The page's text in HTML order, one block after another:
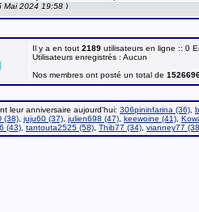
Il y a en tout 2189 utilisateurs en ligne :: 0
Utilisateurs enregistrés : Aucun
Nos membres ont posté un total de
leur anniversaire aujourd'hui: 306pininfarina (36)
(38) juju60 (37) julien698 (47) keewoine (41)
(43) tantouta2525 (58) Thib77 (34) vianney77